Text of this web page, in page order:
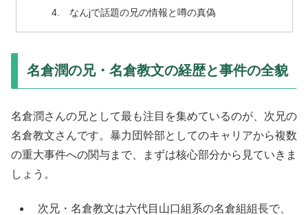
なんjで話題の兄の情報と噂の真偽
名倉潤の兄・名倉教文の経歴と事件の全貌
名倉潤さんの兄として最も注目を集めているのが、次兄の
名倉教文さんです。暴力団幹部としてのキャリアから複数
の重大事件への関与まで、まずは核心部分から見ていきま
しょう。
次兄・名倉教文は六代目山口組系の名倉組組長で、